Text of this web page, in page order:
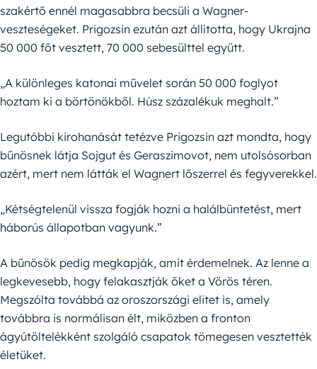
szakértő ennél magasabbra becsüli a Wagner-
veszteségeket. Prigozsin ezután azt állította, hogy Ukrajna
50 000 főt vesztett, 70 000 sebesülttel együtt.
„A különleges katonai művelet során 50 000 foglyot
hoztam ki a börtönökből. Húsz százalékuk meghalt.”
Legutóbbi kirohanását tetézve Prigozsin azt mondta, hogy
bűnösnek látja Sojgut és Geraszimovot, nem utolsósorban
azért, mert nem látták el Wagnert lőszerrel és fegyverekkel.
„Kétségtelenül vissza fogják hozni a halálbüntetést, mert
háborús állapotban vagyunk.”
A bűnösök pedig megkapják, amit érdemelnek. Az lenne a
legkevesebb, hogy felakasztják őket a Vörös téren.
Megszólta továbbá az oroszországi elitet is, amely
továbbra is normálisan élt, miközben a fronton
ágyútöltelékként szolgáló csapatok tömegesen vesztették
életüket.